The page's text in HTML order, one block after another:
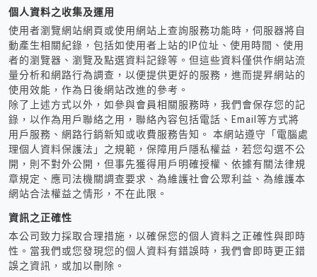
個人資料之收集及運用
使用者瀏覽網站網頁或使用網站上查詢服務功能時，伺服器將自
動產生相關紀錄，包括如使用者上站的IP位址、使用時間、使用
者的瀏覽器、瀏覽及點選資料記錄等。但這些資料僅供作網站流
量分析和網路行為調查，以便提供更好的服務，進而提昇網站的
使用效能，作為日後網站改進的參考。
除了上述方式以外，如參與會員相關服務時，我們會保存您的記
錄，以作為用戶聯絡之用，聯絡內容包括電話、Email等方式將
用戶服務、網路行銷新知或收費服務告知。 本網站遵守「電腦處
理個人資料保護法」之規範，保障用戶隱私權益，若您勾選不公
開，則不對外公開，但事先獲得用戶明確授權、依據有關法律規
章規定、應司法機關調查要求、為維護社會公眾利益、為維護本
網站合法權益之情形，不在此限。
資訊之正確性
本公司致力採取合理措施，以確保您的個人資料之正確性與即時
性。當我們或您發現您的個人資料有錯誤時，我們會即時更正錯
誤之資訊，或加以刪除。